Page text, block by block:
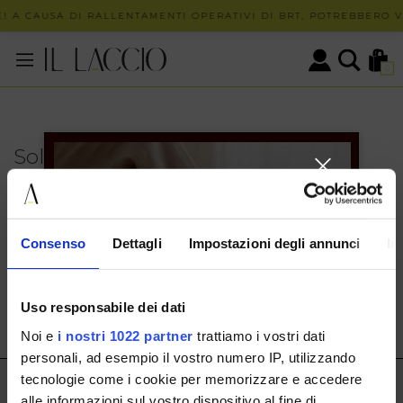
Consenso Dettagli Impostazioni degli annunci
Uso responsabile dei dati
Noi e i nostri 1022 partner trattiamo i vostri dati
personali, ad esempio il vostro numero IP, utilizzando
tecnologie come i cookie per memorizzare e accedere
A CAUSA DI RALLENTAMENTI OPERATIVI DI BRT, POTREBBERO
0
Solo in negozio
PUOI TROVARE QUESTO ARTICOLO SOLO PRESSO I
NOSTRI PUNTI VENDITA:
customerservice@illaccio.it
IL LACCIO